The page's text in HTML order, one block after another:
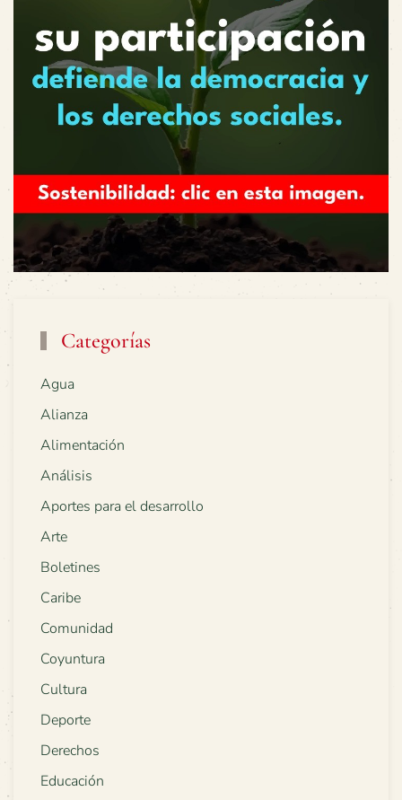
Categorías
Agua
Alianza
Alimentación
Análisis
Aportes para el desarrollo
Arte
Boletines
Caribe
Comunidad
Coyuntura
Cultura
Deporte
Derechos
Educación